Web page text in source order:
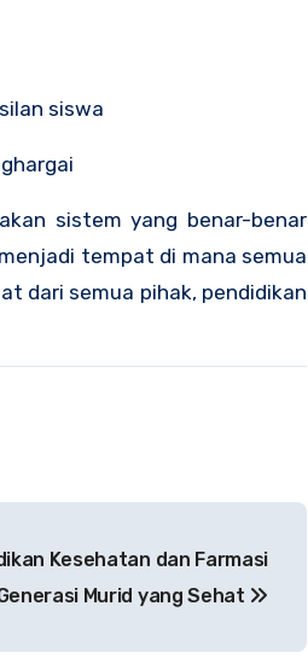
siswa
sistem yang benar-benar
tempat di mana semua
dari semua pihak, pendidikan
Kesehatan dan Farmasi
Murid yang Sehat